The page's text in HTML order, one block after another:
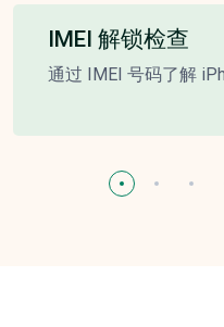
IMEI 解锁检查
通过 IMEI 号码了解